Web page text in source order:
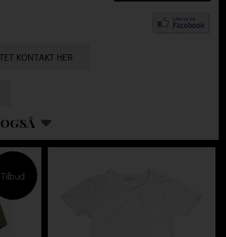
KONTAKT HER
Tilbud